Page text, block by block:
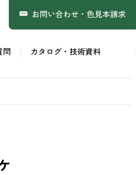
問 カタログ・技術資料
お問い合わせ・色見本請求